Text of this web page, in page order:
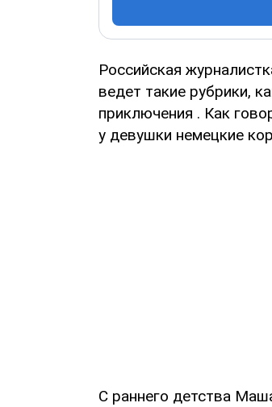
Российская
ведет такие рубрики,
приключения . Как
у девушки немецкие
С раннего детства